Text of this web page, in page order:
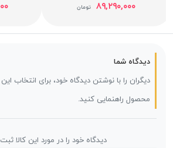
۸۹,۲۹۰,۰۰۰ تومان
دیدگاه شما
دیگران را با نوشتن دیدگاه خود، برای انتخاب این
محصول راهنمایی کنید.
دیدگاه خود را در مورد این کالا ثبت